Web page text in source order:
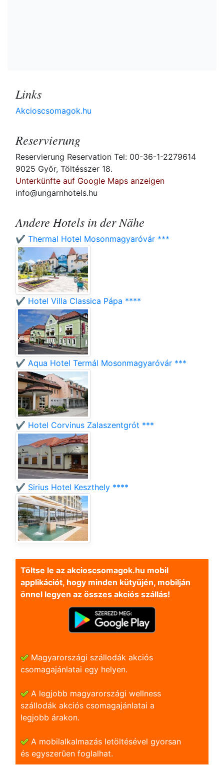
Links
Akcioscsomagok.hu
Reservierung
Reservierung Reservation Tel: 00-36-1-2279614
9025 Győr, Töltésszer 18.
Unterkünfte auf Google Maps anzeigen
info@ungarnhotels.hu
Andere Hotels in der Nähe
✔️ Thermal Hotel Mosonmagyaróvár ***
✔️ Hotel Villa Classica Pápa ****
✔️ Aqua Hotel Termál Mosonmagyaróvár ***
✔️ Hotel Corvinus Zalaszentgrót ***
✔️ Sirius Hotel Keszthely ****
Töltse le az akcioscsomagok.hu mobil
applikációt, hogy minden kütyüjén, mobilján
önnel legyen az összes akciós szállás!
Magyarországi szállodák akciós
csomagajánlatai egy helyen.
A legjobb magyarországi wellness
szállodák akciós csomagajánlatai a
legjobb árakon.
A mobilalkalmazás letöltésével gyorsan
és egyszerũen foglalhat.